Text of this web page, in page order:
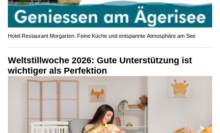
Hotel Restaurant Morgarten: Feine Küche und entspannte Atmosphäre am See
Weltstillwoche 2026: Gute Unterstützung ist
wichtiger als Perfektion